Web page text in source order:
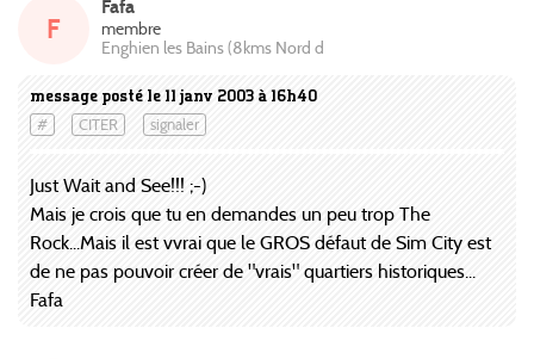
message posté le 11 janv 2003 à 16h40
# CITER signaler
F
Fafa
membre
Enghien les Bains (8kms Nord d
Just Wait and See!!! ;-)
Mais je crois que tu en demandes un peu trop The
Rock...Mais il est vvrai que le GROS défaut de Sim City est
de ne pas pouvoir créer de "vrais" quartiers historiques...
Fafa